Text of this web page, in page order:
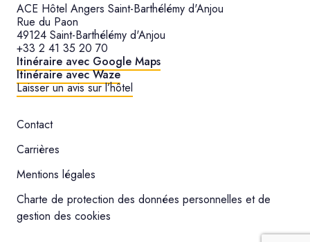
ACE Hôtel Angers Saint-Barthélémy d'Anjou
Rue du Paon
49124 Saint-Barthélémy d'Anjou
+33 2 41 35 20 70
Itinéraire avec Google Maps
Itinéraire avec Waze
Laisser un avis sur l’hôtel
Contact
Carrières
Mentions légales
Charte de protection des données personnelles et de
gestion des cookies